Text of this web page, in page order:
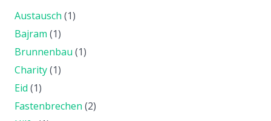
Austausch (1)
Bajram (1)
Brunnenbau (1)
Charity(1)
Eid (1)
Fastenbrechen (2)